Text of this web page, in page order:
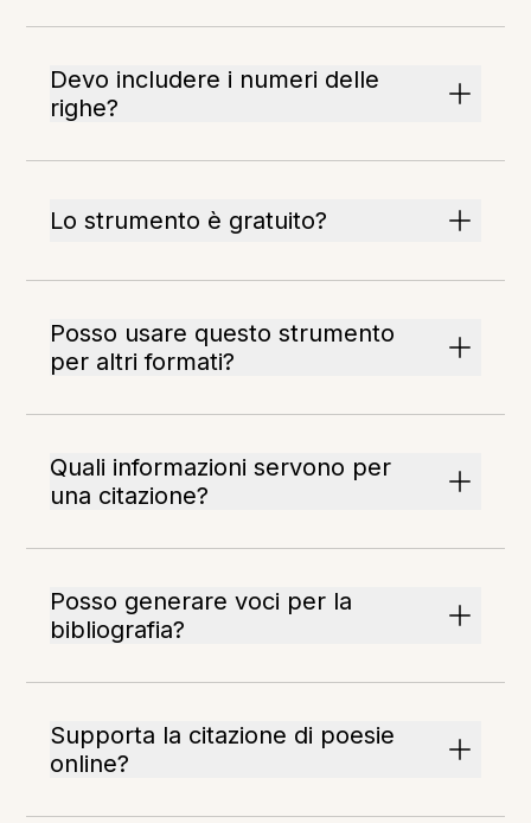
Devo includere i numeri delle
righe?
Lo strumento è gratuito?
Posso usare questo strumento
per altri formati?
Quali informazioni servono per
una citazione?
Posso generare voci per la
bibliografia?
Supporta la citazione di poesie
online?